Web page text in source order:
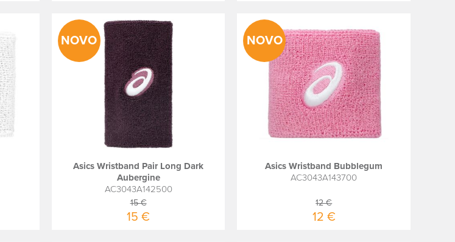
NOVO
Asics Wristband Pair Long Dark
Aubergine
AC3043A142500
15 €
15 €
NOVO
Asics Wristband Bubblegum
AC3043A143700
12 €
12 €